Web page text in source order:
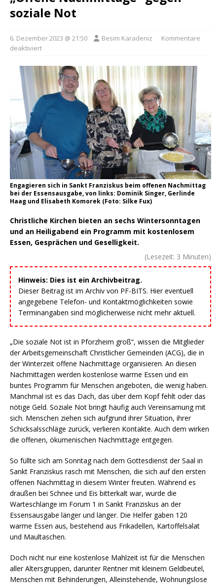
soziale Not
6. Dezember 2023 @ 21:50 Besim Karadeniz
Kommentare
deaktiviert
Engagieren sich in Sankt Franziskus beim offenen Nachmittag
bei der Essensausgabe, von links: Dominik Singer, Gerlinde
Haag und Elisabeth Komorek (Foto: Silke Fux)
Christliche Kirchen bieten an sechs Wintersonntagen
und an Heiligabend ein Programm mit kostenlosem
Essen, Gesprächen und Geselligkeit.
(Lesezeit: 3 Minuten)
Hinweis: Dies ist ein Archivbeitrag.
Dieser Beitrag ist im Archiv von PF-BITS. Hier eventuell
angegebene Telefon- und Kontaktmöglichkeiten sowie
Terminangaben sind möglicherweise nicht mehr aktuell.
„Die soziale Not ist in Pforzheim groß“, wissen die Mitglieder
der Arbeitsgemeinschaft Christlicher Gemeinden (ACG), die in
der Winterzeit offene Nachmittage organisieren. An diesen
Nachmittagen werden kostenlose warme Essen und ein
buntes Programm für Menschen angeboten, die wenig haben.
Manchmal ist es das Dach, das über dem Kopf fehlt oder das
nötige Geld. Soziale Not bringt häufig auch Vereinsamung mit
sich. Menschen ziehen sich aufgrund ihrer Situation, ihrer
Schicksalsschläge zurück, verlieren Kontakte. Auch dem wirken
die offenen, ökumenischen Nachmittage entgegen.
So füllte sich am Sonntag nach dem Gottesdienst der Saal in
Sankt Franziskus rasch mit Menschen, die sich auf den ersten
offenen Nachmittag in diesem Winter freuten. Während es
draußen bei Schnee und Eis bitterkalt war, wurde die
Warteschlange im Forum 1 in Sankt Franziskus an der
Essensausgabe länger und länger. Die Helfer gaben 120
warme Essen aus, bestehend aus Frikadellen, Kartoffelsalat
und Maultaschen.
Doch nicht nur eine kostenlose Mahlzeit ist für die Menschen
aller Altersgruppen, darunter Rentner mit kleinem Geldbeutel,
Menschen mit Behinderungen, Alleinstehende, Wohnungslose